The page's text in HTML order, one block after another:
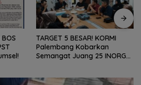
TARGET 5 BESAR! KORMI
Palembang Kobarkan
Semangat Juang 25 INORGA